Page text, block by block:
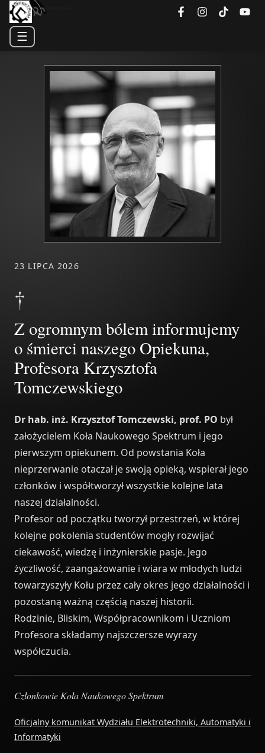
☰
Koło Naukowe Spektrum
23 LIPCA 2026
†
Z ogromnym bólem informujemy
o śmierci naszego Opiekuna,
Profesora Krzysztofa
Tomczewskiego
Dr hab. inż. Krzysztof Tomczewski, prof. PO był
założycielem Koła Naukowego Spektrum i jego
pierwszym opiekunem. Od powstania Koła
nieprzerwanie otaczał je swoją opieką, wspierał jego
członków i współtworzył wszystkie kolejne lata
naszej działalności.
Profesor od początku tworzył przestrzeń, w której
kolejne pokolenia studentów mogły rozwijać
ciekawość, wiedzę i inżynierskie pasje. Jego
życzliwość, zaangażowanie i wiara w młodych ludzi
towarzyszyły Kołu przez cały okres jego działalności i
pozostaną ważną częścią naszej historii.
Rodzinie, Bliskim, Współpracownikom i Uczniom
Profesora składamy najszczersze wyrazy
współczucia.
Członkowie Koła Naukowego Spektrum
Oficjalny komunikat Wydziału Elektrotechniki, Automatyki i
Informatyki